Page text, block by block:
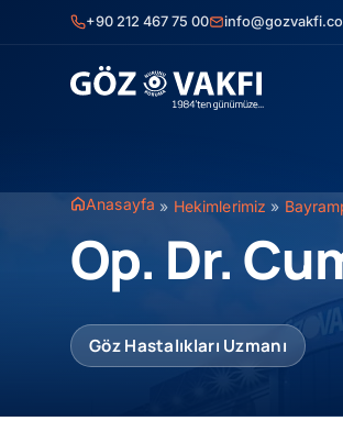
+90 212 467 75 00
Anasayfa » Hekimlerimiz »
Op. Dr.
Göz Hastalıkları Uzmanı